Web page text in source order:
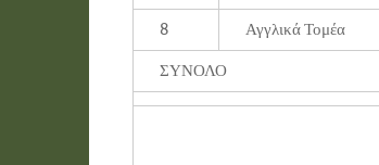
8
Αγγλικά Τομέα
ΣΥΝΟΛΟ